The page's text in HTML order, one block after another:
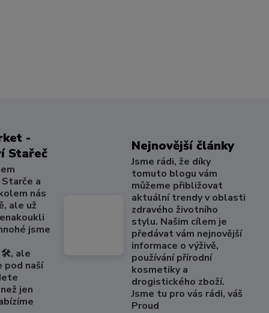
-
Stařeč
a
nás
ale už
jsme
🛠️, ale
pod naší
jen
Nejnovější články
Jsme rádi, že díky
tomuto blogu vám
můžeme přibližovat
aktuální trendy v oblasti
zdravého životního
stylu. Našim cílem je
předávat vám nejnovější
informace o výživě,
používání přírodní
kosmetiky a
drogistického zboží.
Jsme tu pro vás rádi, váš
Proud